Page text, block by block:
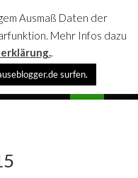
Ausmaß Daten der
Mehr Infos dazu
.
surfen.